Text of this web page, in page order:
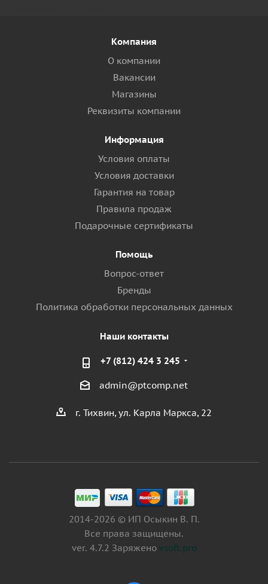
Компания
О компании
Вакансии
Магазины
Реквизиты компании
Информация
Условия оплаты
Условия доставки
Гарантия на товар
Правила продаж
Подарочные сертификаты
Помощь
Вопрос-ответ
Бренды
Политика обработки персональных данных
Наши контакты
+7 (812) 424 3 245
admin@ptcomp.net
г. Тихвин, ул. Карла Маркса, 22
2014-2026 © ИП Осыкин В. П.
Все права защищены.
ver. 4.7.2 Заряжено vsoft.pro